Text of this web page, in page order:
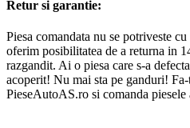
Retur si garantie:
Piesa comandata nu se potriveste
oferim posibilitatea de a returna in
razgandit. Ai o piesa care s-a
acoperit! Nu mai sta pe ganduri!
PieseAutoAS.ro si comanda piesele